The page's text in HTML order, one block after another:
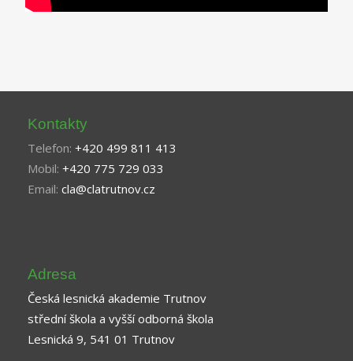
Kontakty
Telefon: +420 499 811 413
Mobil: +420 775 729 033
Email: cla@clatrutnov.cz
Adresa
Česká lesnická akademie Trutnov
střední škola a vyšší odborná škola
Lesnická 9, 541 01 Trutnov